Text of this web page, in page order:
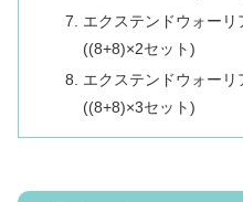
エクステンドウォー
((8+8)×2セット)
エクステンドウォー
((8+8)×3セット)